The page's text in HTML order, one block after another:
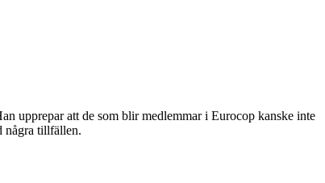
upprepar att de som blir medlemmar i Eurocop kanske inte
några tillfällen.